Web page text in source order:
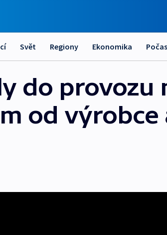
Svět Regiony Ekonomika
do provozu
od výrobce